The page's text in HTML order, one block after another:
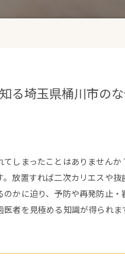
る埼玉県桶川市の
てしまったことはありません
。放置すれば二次カリエスや
のかに迫り、予防や再発防止
者を見極める知識が得られま